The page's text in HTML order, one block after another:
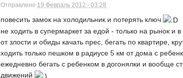
Отправлено 19 Февраль 2012 - 03:28
повесить замок на холодильник и потерять ключ
не ходить в супермаркет за едой - только на рынок и
от злости и обиды качать прес, бегать по квартире,
ходить только пешком в радиусе 5 км от дома с
ежедневно бегать с ребенком в догонялки и вообще
движений